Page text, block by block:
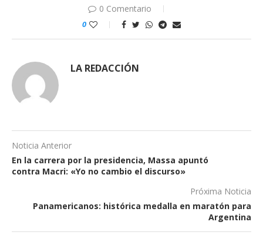
0 Comentario
0
LA REDACCIÓN
Noticia Anterior
En la carrera por la presidencia, Massa apuntó
contra Macri: «Yo no cambio el discurso»
Próxima Noticia
Panamericanos: histórica medalla en maratón para
Argentina